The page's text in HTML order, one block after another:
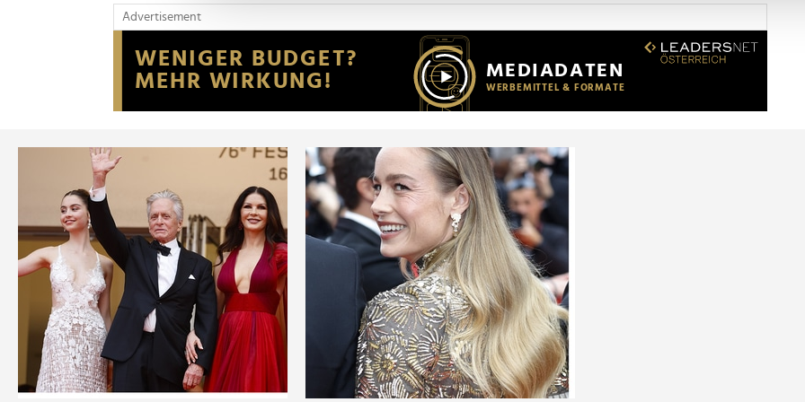
Website an unsere Partner für soziale Medien, Werbung und Analysen weiter. Unsere Partner
möglicherweise mit weiteren Daten zusammen, die Sie ihnen bereitgestellt haben oder die
der Dienste gesammelt haben.
Advertisement